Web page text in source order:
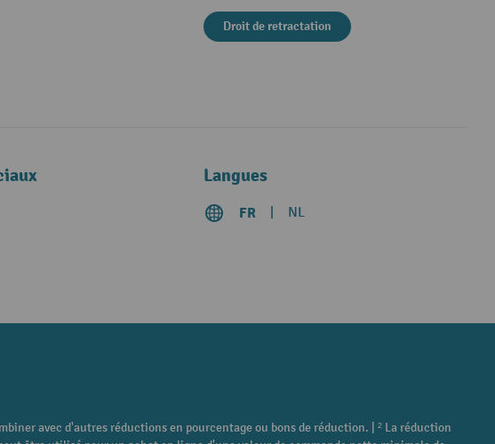
Droit de retractation
Langues
FR NL
avec d'autres réductions en pourcentage ou bons de réduction. | ² La réduction